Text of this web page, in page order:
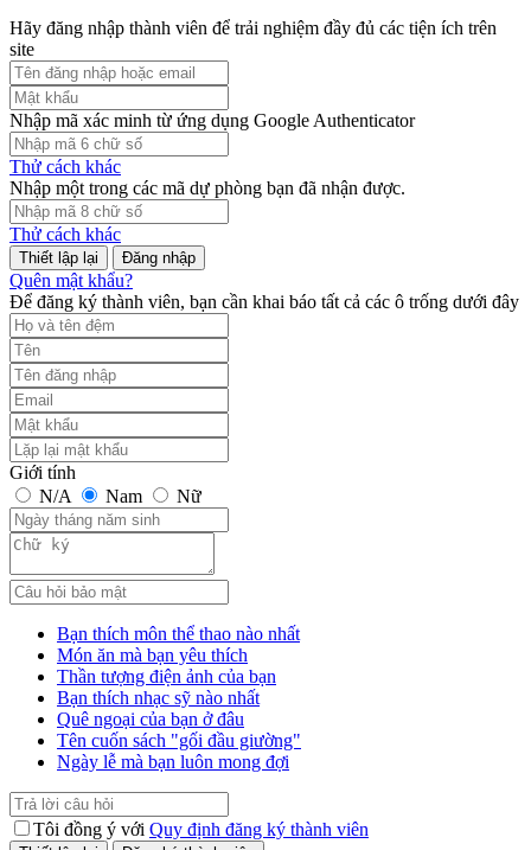
Hãy đăng nhập thành viên để trải nghiệm đầy đủ các tiện ích trên
site
Nhập mã xác minh từ ứng dụng Google Authenticator
Thử cách khác
Nhập một trong các mã dự phòng bạn đã nhận được.
Thử cách khác
Đăng nhập
Quên mật khẩu?
Để đăng ký thành viên, bạn cần khai báo tất cả các ô trống dưới đây
Giới tính
N/A
Nam Nữ
Bạn thích môn thể thao nào nhất
Món ăn mà bạn yêu thích
Thần tượng điện ảnh của bạn
Bạn thích nhạc sỹ nào nhất
Quê ngoại của bạn ở đâu
Tên cuốn sách "gối đầu giường"
Ngày lễ mà bạn luôn mong đợi
Tôi đồng ý với Quy định đăng ký thành viên